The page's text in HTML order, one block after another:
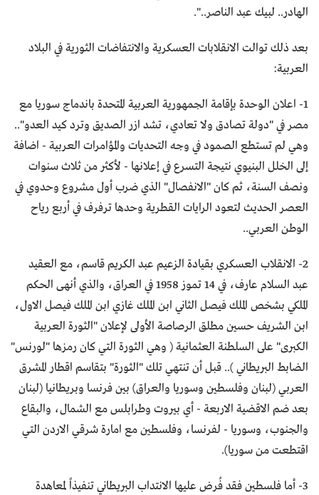
الهادر.. لبيك عبد الناصر..".
بعد ذلك توالت الانقلابات العسكرية والانتفاضات الثورية في البلاد
العربية:
1- اعلان الوحدة بإقامة الجمهورية العربية المتحدة باندماج سوريا مع
مصر في "دولة تصادق ولا تعادي، تشد ازر الصديق وترد كيد العدو"..
وهي لم تستطع الصمود في وجه التحديات والمؤامرات العربية - اضافة
إلى الخلل البنيوي نتيجة التسرع في إعلانها - لأكثر من ثلاث سنوات
ونصف السنة، ثم كان "الانفصال" الذي ضرب أول مشروع وحدوي في
العصر الحديث لتعود الرايات القطرية وحدها ترفرف في أربع رياح
الوطن العربي..
2- الانقلاب العسكري بقيادة الزعيم عبد الكريم قاسم، مع العقيد
عبد السلام عارف، في 14 تموز 1958 في العراق، والذي أنهى الحكم
الملكي بشخص الملك فيصل الثاني ابن الملك غازي ابن الملك فيصل الاول،
ابن الشريف حسين مطلق الرصاصة الأولى لإعلان "الثورة العربية
الكبرى" على السلطنة العثمانية ( وهي الثورة التي كان رمزها "لورنس"
الضابط البريطاني ).. قبل أن تنتهي تلك "الثورة" بتقاسم اقطار المشرق
العربي (لبنان وفلسطين وسوريا والعراق) بين فرنسا وبريطانيا (لبنان
بعد ضم الاقضية الاربعة - أي بيروت وطرابلس مع الشمال، والبقاع
والجنوب، وسوريا - لفرنسا، وفلسطين مع امارة شرقي الاردن التي
اقتطعت من سوريا).
3- أما فلسطين فقد فُرض عليها الانتداب البريطاني تنفيذاً لمعاهدة